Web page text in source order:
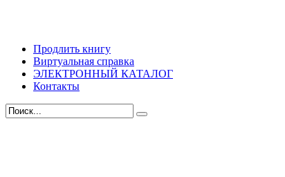
Продлить книгу
Виртуальная справка
ЭЛЕКТРОННЫЙ КАТАЛОГ
Контакты